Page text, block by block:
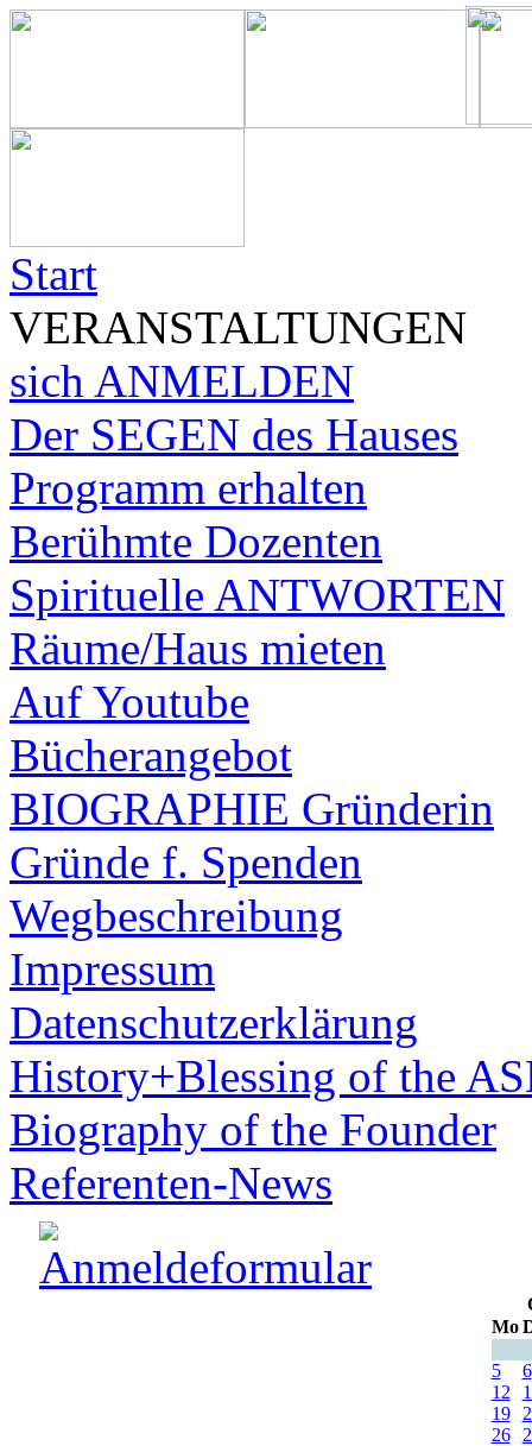
Start
VERANSTALTUNGEN
sich ANMELDEN
Der SEGEN des Hauses
Programm erhalten
Berühmte Dozenten
Spirituelle ANTWORTEN
Räume/Haus mieten
Auf Youtube
Bücherangebot
BIOGRAPHIE Gründerin
Gründe f. Spenden
Wegbeschreibung
Impressum
Datenschutzerklärung
History+Blessing of the
Biography of the Founder
Referenten-News
Mo
5
6
12
19
26